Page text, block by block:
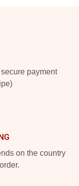
payment
on the country